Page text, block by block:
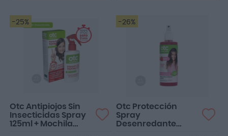
-25%
Otc Antipiojos Sin
Insecticidas Spray
125ml + Mochila
-26%
Otc Protección
Spray
Desenredante